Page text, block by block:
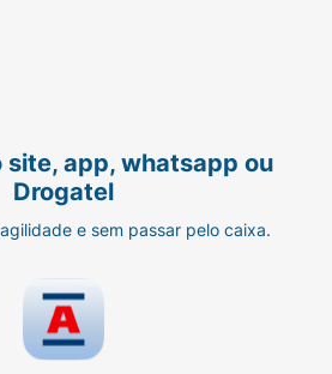
site, app, whatsapp ou
Drogatel
e sem passar pelo caixa.